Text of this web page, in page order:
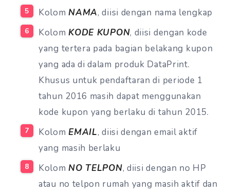
KolomNAMA, diisi dengan nama lengkap
KolomKODE KUPON, diisi dengan kode
yang tertera pada bagian belakang kupon
yang ada di dalam produk DataPrint.
Khusus untuk pendaftaran di periode 1
tahun 2016 masih dapat menggunakan
kode kupon yang berlaku di tahun 2015.
KolomEMAIL, diisi dengan email aktif
yang masih berlaku
KolomNO TELPON, diisi dengan no HP
atau no telpon rumah yang masih aktif dan